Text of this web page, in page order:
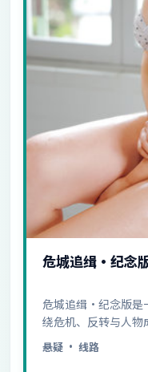
危城追缉·纪念
危城追缉·纪念版是
绕危机、反转与人物
荐观看。
悬疑 · 线路